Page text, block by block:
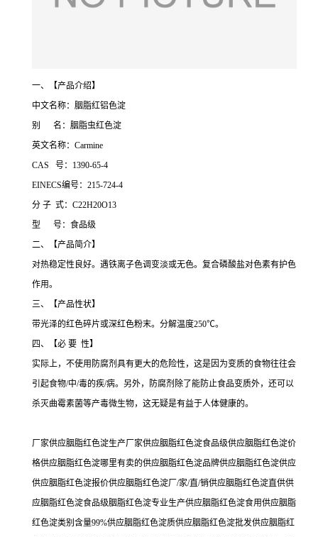
一、【产品介绍】
中文名称：胭脂红铝色淀
别 名：胭脂虫红色淀
英文名称：Carmine
CAS 号：1390-65-4
EINECS编号：215-724-4
分 子 式：C22H20O13
型 号：食品级
二、【产品简介】
对热稳定性良好。遇铁离子色调变淡或无色。复合磷酸盐对色素有护色
作用。
三、【产品性状】
带光泽的红色碎片或深红色粉末。分解温度250℃。
四、【必 要 性】
实际上，不使用防腐剂具有更大的危险性，这是因为变质的食物往往会
引起食物/中/毒的疾/病。另外，防腐剂除了能防止食品变质外，还可以
杀灭曲霉素菌等产毒微生物，这无疑是有益于人体健康的。
厂家供应胭脂红色淀生产厂家供应胭脂红色淀食品级供应胭脂红色淀价
格供应胭脂红色淀哪里有卖的供应胭脂红色淀品牌供应胭脂红色淀供应
供应胭脂红色淀报价供应胭脂红色淀厂/家/直/销供应胭脂红色淀直供供
应胭脂红色淀食品级胭脂红色淀专业生产供应胭脂红色淀食用供应胭脂
红色淀类别含量99%供应胭脂红色淀质供应胭脂红色淀批发供应胭脂红